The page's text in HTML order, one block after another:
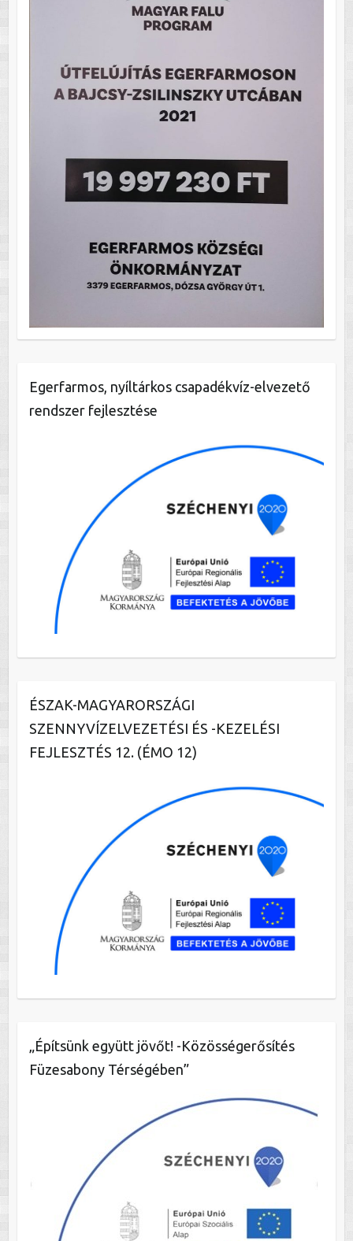
Egerfarmos, nyíltárkos csapadékvíz-elvezető
rendszer fejlesztése
ÉSZAK-MAGYARORSZÁGI
SZENNYVÍZELVEZETÉSI ÉS -KEZELÉSI
FEJLESZTÉS 12. (ÉMO 12)
„Építsünk együtt jövőt! -Közösségerősítés
Füzesabony Térségében”